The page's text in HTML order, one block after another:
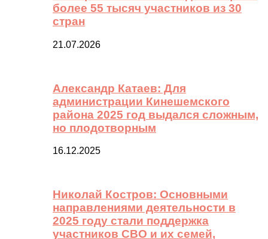
более 55 тысяч участников из 30
стран
21.07.2026
Александр Катаев: Для
администрации Кинешемского
района 2025 год выдался сложным,
но плодотворным
16.12.2025
Николай Костров: Основными
направлениями деятельности в
2025 году стали поддержка
участников СВО и их семей,